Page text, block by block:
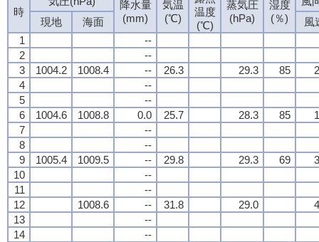
時
降水量
(mm)
気温
(℃)
温度
(℃)
蒸気圧
(hPa)
湿度
(％)
現地
海面
風
1
--
2
--
3
1004.2 1008.4 -- 26.3 29.3 85
4
--
5
--
6
1004.6 1008.8 0.0 25.7 28.3 85
7
--
8
--
9
1005.4 1009.5 -- 29.8 29.3 69
10
--
11
--
12
1008.6 -- 31.8 29.0
13
--
14
--
時
降水量
(mm)
気温
(℃)
温度
(℃)
蒸気圧
(hPa)
湿度
(％)
現地
海面
風
1
--
2
--
3
1004.2 1008.4 -- 26.3 29.3 85
4
--
5
--
6
1004.6 1008.8 0.0 25.7 28.3 85
7
--
8
--
9
1005.4 1009.5 -- 29.8 29.3 69
10
--
11
--
12
1008.6 -- 31.8 29.0
13
--
14
--
時
降水量
(mm)
気温
(℃)
温度
(℃)
蒸気圧
(hPa)
湿度
(％)
現地
海面
風
1
--
2
--
3
1004.2 1008.4 -- 26.3 29.3 85
4
--
5
--
6
1004.6 1008.8 0.0 25.7 28.3 85
7
--
8
--
9
1005.4 1009.5 -- 29.8 29.3 69
10
--
11
--
12
1008.6 -- 31.8 29.0
13
--
14
--
時
降水量
(mm)
気温
(℃)
温度
(℃)
蒸気圧
(hPa)
湿度
(％)
現地
海面
風
1
--
2
--
3
1004.2 1008.4 -- 26.3 29.3 85
4
--
5
--
6
1004.6 1008.8 0.0 25.7 28.3 85
7
--
8
--
9
1005.4 1009.5 -- 29.8 29.3 69
10
--
11
--
12
1008.6 -- 31.8 29.0
13
--
14
--